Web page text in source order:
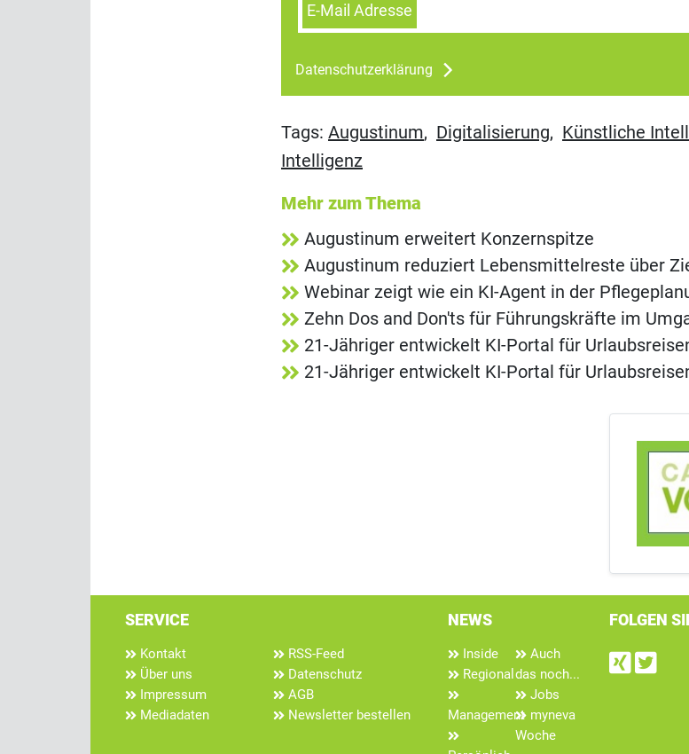
E-Mail Adresse
Datenschutzerklärung
Tags: Augustinum, Digitalisierung, Künstliche
Intelligenz
Mehr zum Thema
Augustinum erweitert Konzernspitze
Augustinum reduziert Lebensmittelreste über
Webinar zeigt wie ein KI-Agent in der
Zehn Dos and Don'ts für Führungskräfte im
21-Jähriger entwickelt KI-Portal für
21-Jähriger entwickelt KI-Portal für
SERVICE
Kontakt
Über uns
Impressum
Mediadaten
RSS-Feed
Datenschutz
AGB
Newsletter bestellen
NEWS
Inside
Regional
Management
Auch
das noch...
Jobs
myneva
Woche
FOLGEN
Find